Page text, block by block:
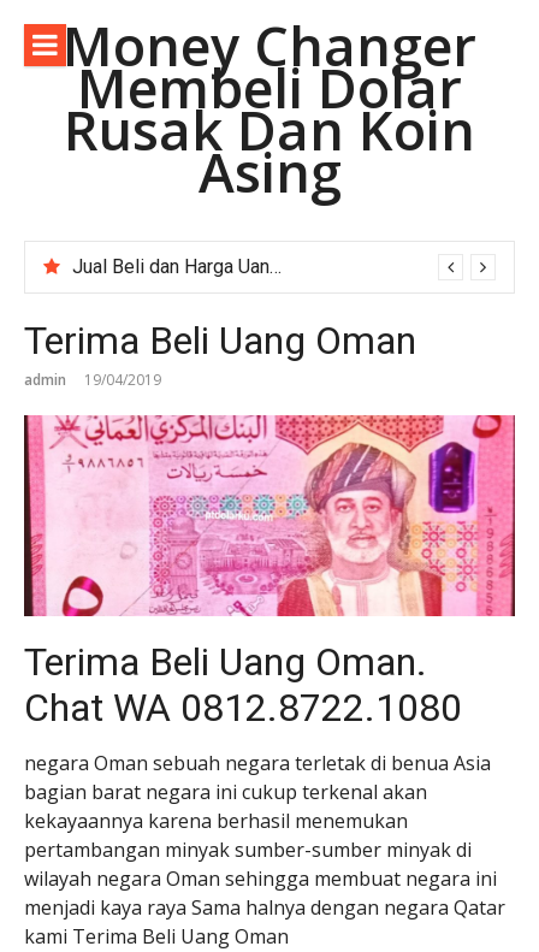
konten Money Changer
Membeli Dolar
Rusak Dan Koin
Asing
Money Changer Terima Dolar Australia Lama.
Terima Beli Uang Oman
admin 19/04/2019
Terima Beli Uang Oman.
Chat WA 0812.8722.1080
negara Oman sebuah negara terletak di benua Asia
bagian barat negara ini cukup terkenal akan
kekayaannya karena berhasil menemukan
pertambangan minyak sumber-sumber minyak di
wilayah negara Oman sehingga membuat negara ini
menjadi kaya raya Sama halnya dengan negara Qatar
kami Terima Beli Uang Oman